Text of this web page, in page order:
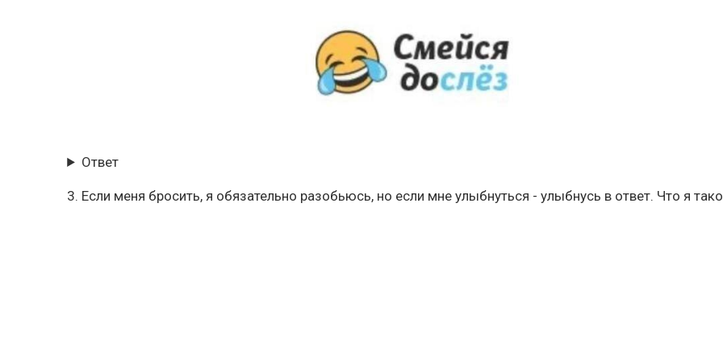
Ответ
3. Если меня бросить, я обязательно разобьюсь, но если мне улыбнуться - улыбнусь в ответ. Что я